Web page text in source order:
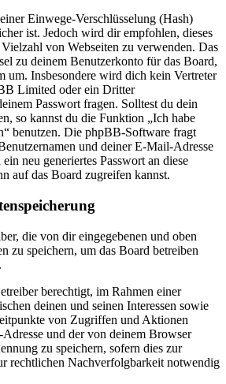
Einwege-Verschlüsselung (Hash)
ist. Jedoch wird dir empfohlen, dieses
von Webseiten zu verwenden. Das
zu deinem Benutzerkonto für das Board,
um. Insbesondere wird dich kein Vertreter
Limited oder ein Dritter
Passwort fragen. Solltest du dein
so kannst du die Funktion „Ich habe
benutzen. Die phpBB-Software fragt
und deiner E-Mail-Adresse
neu generiertes Passwort an diese
auf das Board zugreifen kannst.
die von dir eingegebenen und oben
zu speichern, um das Board betreiben
berechtigt, im Rahmen einer
deinen und seinen Interessen sowie
von Zugriffen und Aktionen
und der von deinem Browser
zu speichern, sofern dies zur
rechtlichen Nachverfolgbarkeit notwendig